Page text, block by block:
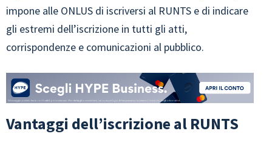
impone alle ONLUS di iscriversi al RUNTS e di indicare
gli estremi dell’iscrizione in tutti gli atti,
corrispondenze e comunicazioni al pubblico.
Vantaggi dell’iscrizione al RUNTS